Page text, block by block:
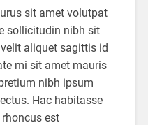
sit amet volutpat
sollicitudin nibh sit
aliquet sagittis id
mi sit amet mauris
nibh ipsum
Hac habitasse
est